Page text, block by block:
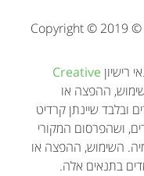
Copyright © 2019 ©
Creative
ההפצה או
ובלבד שיינתן קרדיט
ושהפרסום המקורי
השימוש, ההפצה או
בתנאים אלה.